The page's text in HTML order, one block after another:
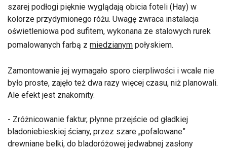
szarej podłogi pięknie wyglądają obicia foteli (Hay) w
kolorze przydymionego różu. Uwagę zwraca instalacja
oświetleniowa pod sufitem, wykonana ze stalowych rurek
pomalowanych farbą z miedzianym połyskiem.
Zamontowanie jej wymagało sporo cierpliwości i wcale nie
było proste, zajęło też dwa razy więcej czasu, niż planowali.
Ale efekt jest znakomity.
- Zróżnicowanie faktur, płynne przejście od gładkiej
bladoniebieskiej ściany, przez szare „pofalowane”
drewniane belki, do bladoróżowej jedwabnej zasłony